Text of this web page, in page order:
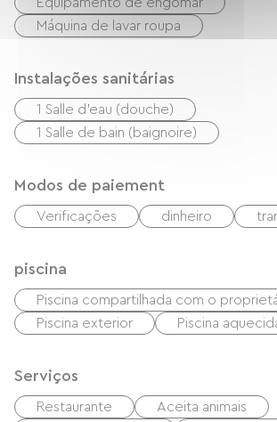
Máquina de lavar roupa
Instalações sanitárias
1 Salle d'eau (douche)
1 Salle de bain (baignoire)
Modos de paiement
Verificações dinheiro
piscina
Piscina compartilhada com o
Piscina exterior
Piscina
Serviços
Restaurante
Aceita animais